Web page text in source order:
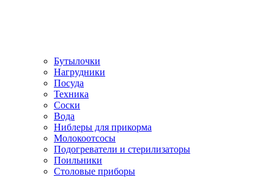
Бутылочки
Нагрудники
Посуда
Техника
Соски
Вода
Ниблеры для прикорма
Молокоотсосы
Подогреватели и стерилизаторы
Поильники
Столовые приборы